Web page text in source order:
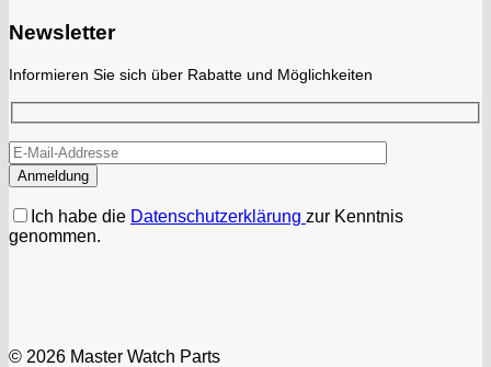
Newsletter
Informieren Sie sich über Rabatte und Möglichkeiten
Ich habe die Datenschutzerklärung zur Kenntnis
genommen.
© 2026 Master Watch Parts